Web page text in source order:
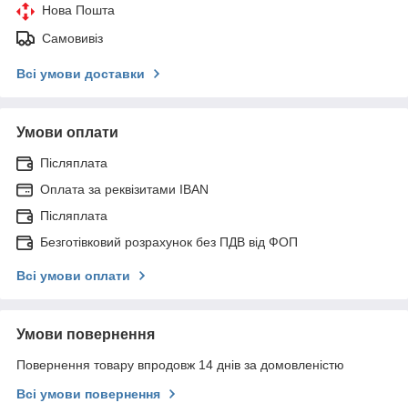
Нова Пошта
Самовивіз
Всі умови доставки
Умови оплати
Післяплата
Оплата за реквізитами IBAN
Післяплата
Безготівковий розрахунок без ПДВ від ФОП
Всі умови оплати
Умови повернення
Повернення товару впродовж 14 днів за домовленістю
Всі умови повернення